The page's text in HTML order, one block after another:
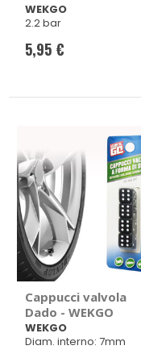
pressione - WEKGO
WEKGO
2.2 bar
5,95 €
Cappucci valvola
Dado - WEKGO
WEKGO
Diam. interno: 7mm